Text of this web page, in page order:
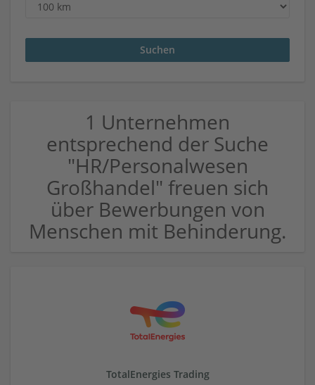
1 Unternehmen
entsprechend der Suche
"HR/Personalwesen
Großhandel" freuen sich
über Bewerbungen von
Menschen mit Behinderung.
TotalEnergies Trading